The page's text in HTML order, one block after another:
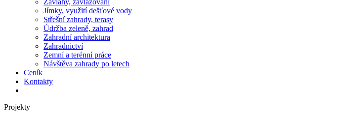
Závlahy, zavlažování
Jímky, využití dešťové vody
Střešní zahrady, terasy
Údržba zeleně, zahrad
Zahradní architektura
Zahradnictví
Zemní a terénní práce
Návštěva zahrady po letech
Ceník
Kontakty
Projekty